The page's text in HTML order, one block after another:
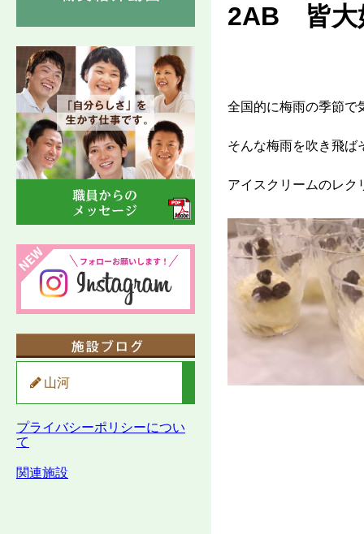
2AB 皆大
全国的に梅雨の季節
そんな梅雨を吹き飛ば
アイスクリームのレク
山河
プライバシーポリシーについ
て
関連施設